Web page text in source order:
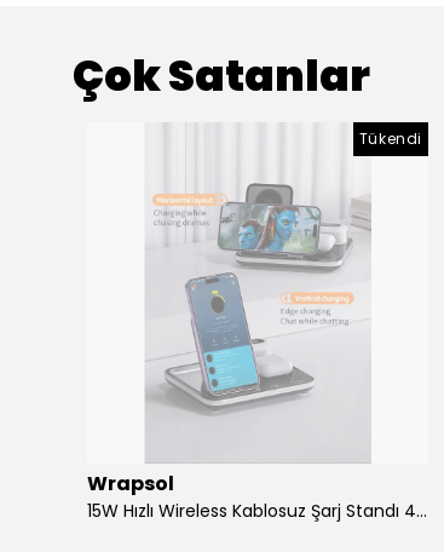
Çok Satanlar
Tükendi
Wrapsol
15W Hızlı Wireless Kablosuz Şarj Standı 4 in 1 Masaüstü İstasyon -iPhone-android-watch-airpods Uyumlu